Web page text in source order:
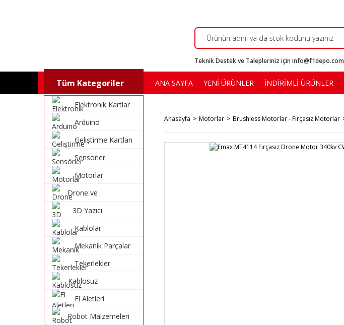
Teknik Destek ve Talepleriniz için info@f1depo.com
Tüm Kategoriler
Elektronik Kartlar
Arduino
Geliştirme Kartları
Sensörler
Motorlar
Drone ve
Malzemeleri
3D Yazıcı
Kablolar
Mekanik Parçalar
Tekerlekler
Kablosuz
Sistemleri
El Aletleri
Robot Malzemeleri
ANA SAYFA YENİ ÜRÜNLER İNDİRİMLİ ÜRÜNLER
Anasayfa Motorlar Brushless Motorlar - Fırçasız Motorlar